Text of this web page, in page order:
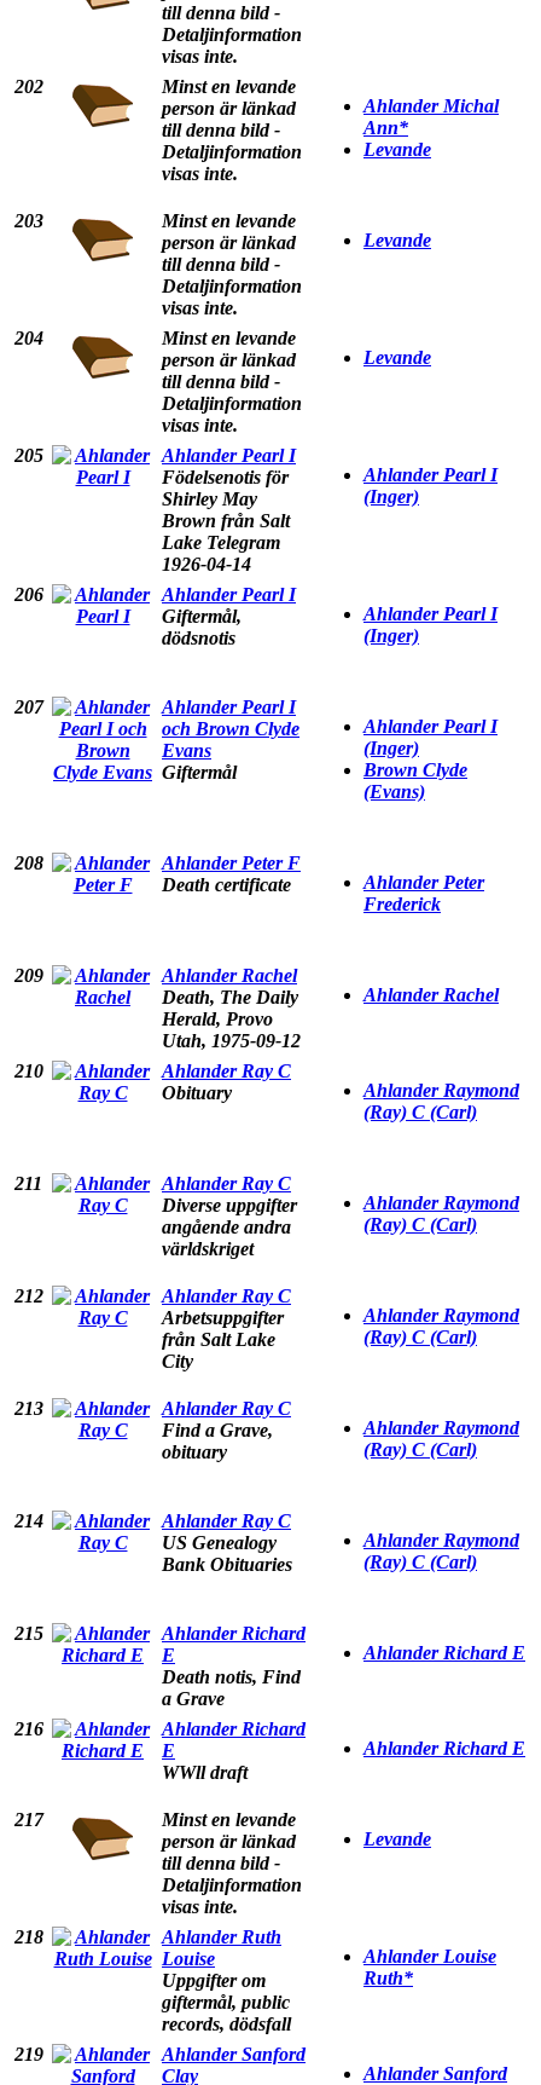
till denna bild -
Detaljinformation
visas inte.
202
Minst en levande
person är länkad
till denna bild -
Detaljinformation
visas inte.
Ahlander Michal
Ann*
Levande
203
Minst en levande
person är länkad
till denna bild -
Detaljinformation
visas inte.
Levande
204
Minst en levande
person är länkad
till denna bild -
Detaljinformation
visas inte.
Levande
205
Ahlander Pearl I
Födelsenotis för
Shirley May
Brown från Salt
Lake Telegram
1926-04-14
Ahlander Pearl I
(Inger)
206
Ahlander Pearl I
Giftermål,
dödsnotis
Ahlander Pearl I
(Inger)
207
Ahlander Pearl I
och Brown Clyde
Evans
Giftermål
Ahlander Pearl I
(Inger)
Brown Clyde
(Evans)
208
Ahlander Peter F
Death certificate
Ahlander Peter
Frederick
209
Ahlander Rachel
Death, The Daily
Herald, Provo
Utah, 1975-09-12
Ahlander Rachel
210
Ahlander Ray C
Obituary
Ahlander Raymond
(Ray) C (Carl)
211
Ahlander Ray C
Diverse uppgifter
angående andra
världskriget
Ahlander Raymond
(Ray) C (Carl)
212
Ahlander Ray C
Arbetsuppgifter
från Salt Lake
City
Ahlander Raymond
(Ray) C (Carl)
213
Ahlander Ray C
Find a Grave,
obituary
Ahlander Raymond
(Ray) C (Carl)
214
Ahlander Ray C
US Genealogy
Bank Obituaries
Ahlander Raymond
(Ray) C (Carl)
215
Ahlander Richard
E
Death notis, Find
a Grave
Ahlander Richard E
216
Ahlander Richard
E
WWll draft
Ahlander Richard E
217
Minst en levande
person är länkad
till denna bild -
Detaljinformation
visas inte.
Levande
218
Ahlander Ruth
Louise
Uppgifter om
giftermål, public
records, dödsfall
Ahlander Louise
Ruth*
219
Ahlander Sanford
Clay
Ahlander Sanford